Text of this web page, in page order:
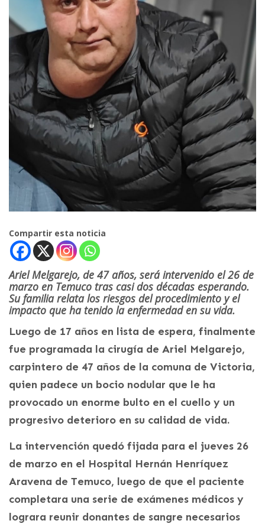
Compartir esta noticia
Ariel Melgarejo, de 47 años, será intervenido el 26 de
marzo en Temuco tras casi dos décadas esperando.
Su familia relata los riesgos del procedimiento y el
impacto que ha tenido la enfermedad en su vida.
Luego de 17 años en lista de espera, finalmente
fue programada la cirugía de Ariel Melgarejo,
carpintero de 47 años de la comuna de Victoria,
quien padece un bocio nodular que le ha
provocado un enorme bulto en el cuello y un
progresivo deterioro en su calidad de vida.
La intervención quedó fijada para el jueves 26
de marzo en el Hospital Hernán Henríquez
Aravena de Temuco, luego de que el paciente
completara una serie de exámenes médicos y
lograra reunir donantes de sangre necesarios